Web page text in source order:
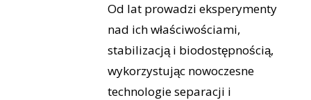
Od lat prowadzi eksperymenty
nad ich właściwościami,
stabilizacją i biodostępnością,
wykorzystując nowoczesne
technologie separacji i